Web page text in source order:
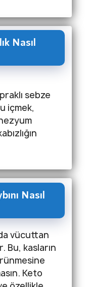
Nasıl
sebze
içmek,
Nasıl
vücuttan
Bu, kasların
Keto